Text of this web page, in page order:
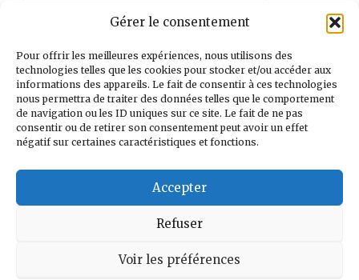
Gérer le consentement
Pour offrir les meilleures expériences, nous utilisons des
technologies telles que les cookies pour stocker et/ou accéder aux
informations des appareils. Le fait de consentir à ces technologies
nous permettra de traiter des données telles que le comportement
de navigation ou les ID uniques sur ce site. Le fait de ne pas
consentir ou de retirer son consentement peut avoir un effet
négatif sur certaines caractéristiques et fonctions.
Accepter
Refuser
Voir les préférences